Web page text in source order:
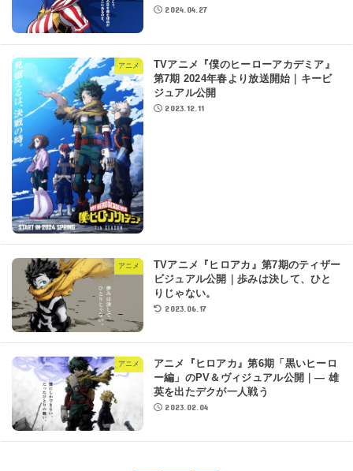
2024.04.27
アニメ
TVアニメ『僕のヒーローアカデミア』
第7期 2024年春より放送開始｜キービ
ジュアル公開
2023.12.11
アニメ
TVアニメ『ヒロアカ』第7期のティザー
ビジュアル公開｜歩みは決して、ひと
りじゃない。
2023.06.17
アニメ
アニメ『ヒロアカ』第6期「黒いヒーロ
ー編」のPV＆ヴィジュアル公開｜― 雄
英を出たデクが一人戦う
2023.02.04